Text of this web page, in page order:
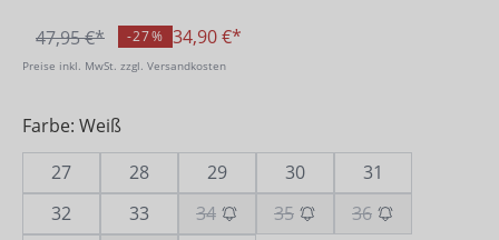
34,90 €*
47,95 €* -27%
Preise inkl. MwSt. zzgl. Versandkosten
Farbe: Weiß
27
28 29 30
31
32
33 34 35
36